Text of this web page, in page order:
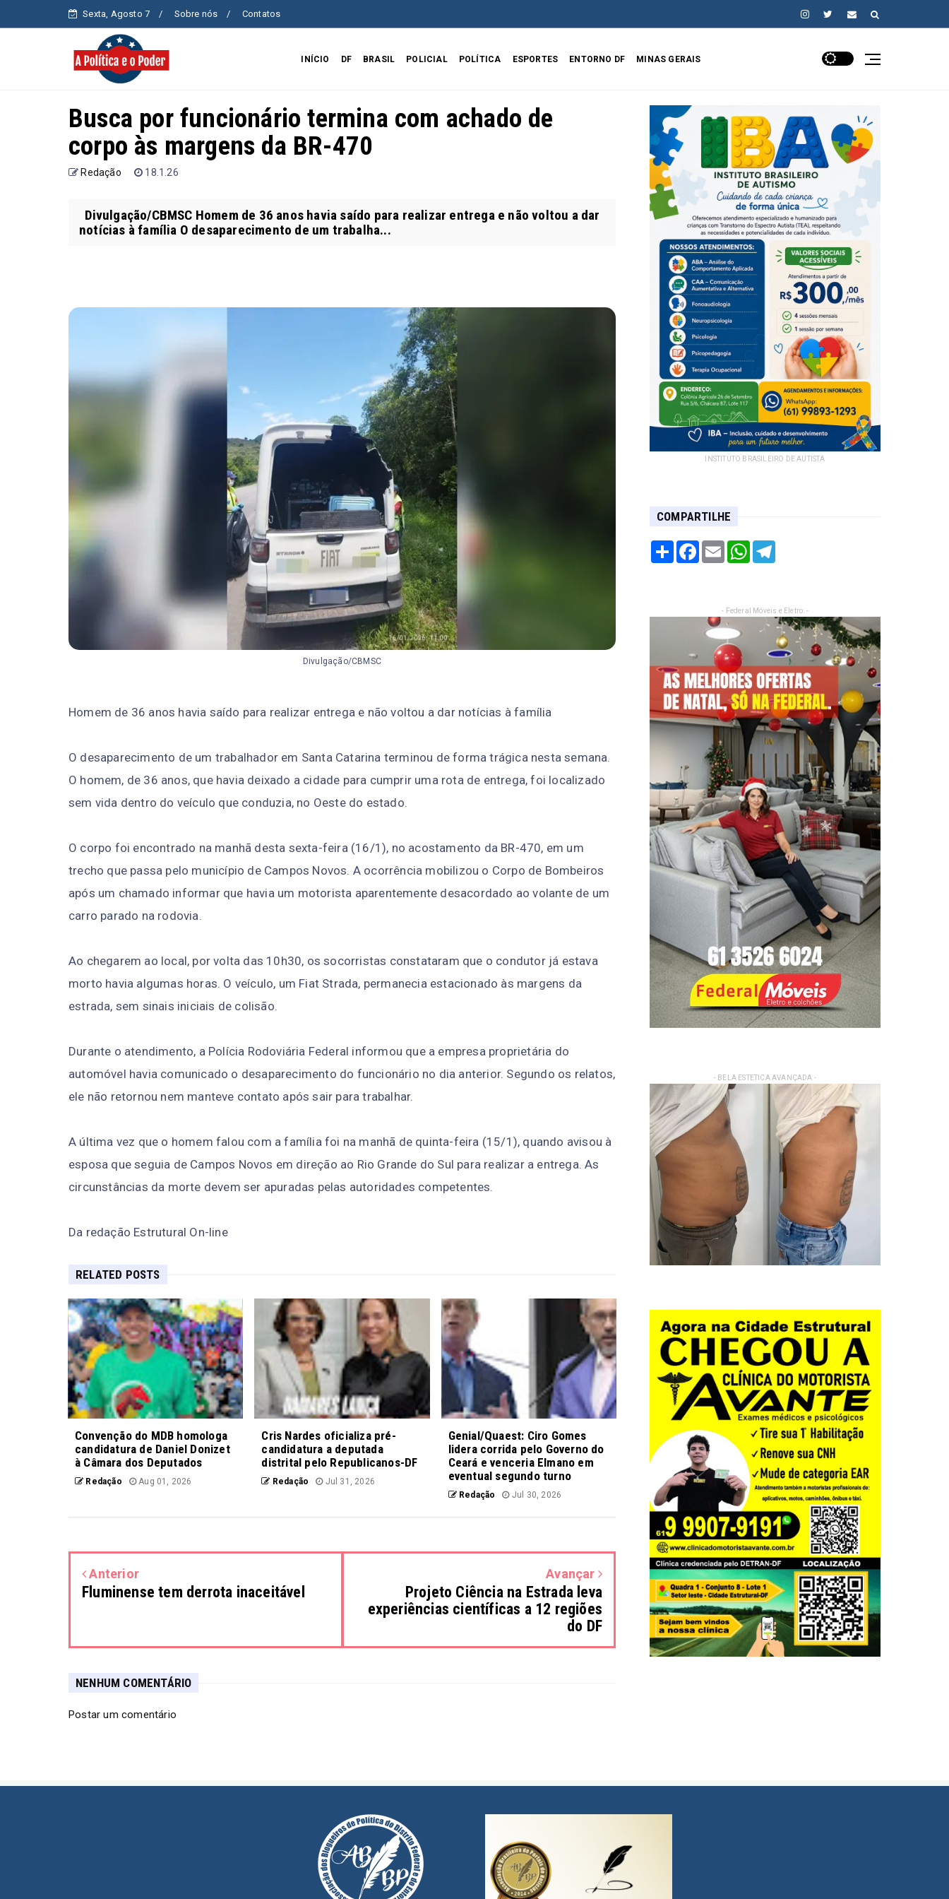
Sexta, Agosto 7 Sobre nós Contatos
INÍCIO DF BRASIL POLICIAL POLÍTICA ESPORTES ENTORNO DF MINAS GERAIS
Busca por funcionário termina com achado de
corpo às margens da BR-470
Redação 18.1.26
Divulgação/CBMSC Homem de 36 anos havia saído para realizar entrega e não voltou a dar
notícias à família O desaparecimento de um trabalha...
Divulgação/CBMSC
Homem de 36 anos havia saído para realizar entrega e não voltou a dar notícias à família
O desaparecimento de um trabalhador em Santa Catarina terminou de forma trágica nesta semana.
O homem, de 36 anos, que havia deixado a cidade para cumprir uma rota de entrega, foi localizado
sem vida dentro do veículo que conduzia, no Oeste do estado.
O corpo foi encontrado na manhã desta sexta-feira (16/1), no acostamento da BR-470, em um
trecho que passa pelo município de Campos Novos. A ocorrência mobilizou o Corpo de Bombeiros
após um chamado informar que havia um motorista aparentemente desacordado ao volante de um
carro parado na rodovia.
Ao chegarem ao local, por volta das 10h30, os socorristas constataram que o condutor já estava
morto havia algumas horas. O veículo, um Fiat Strada, permanecia estacionado às margens da
estrada, sem sinais iniciais de colisão.
Durante o atendimento, a Polícia Rodoviária Federal informou que a empresa proprietária do
automóvel havia comunicado o desaparecimento do funcionário no dia anterior. Segundo os relatos,
ele não retornou nem manteve contato após sair para trabalhar.
A última vez que o homem falou com a família foi na manhã de quinta-feira (15/1), quando avisou à
esposa que seguia de Campos Novos em direção ao Rio Grande do Sul para realizar a entrega. As
circunstâncias da morte devem ser apuradas pelas autoridades competentes.
Da redação Estrutural On-line
RELATED POSTS
Convenção do MDB homologa
candidatura de Daniel Donizet
à Câmara dos Deputados
Redação Aug 01, 2026
Cris Nardes oficializa pré-
candidatura a deputada
distrital pelo Republicanos-DF
Redação Jul 31, 2026
Genial/Quaest: Ciro Gomes
lidera corrida pelo Governo do
Ceará e venceria Elmano em
eventual segundo turno
Redação Jul 30, 2026
Anterior
Fluminense tem derrota inaceitável
Avançar
Projeto Ciência na Estrada leva
experiências científicas a 12 regiões
do DF
NENHUM COMENTÁRIO
Postar um comentário
INSTITUTO BRASILEIRO DE AUTISTA
COMPARTILHE
Share Facebook
Email WhatsApp
- Federal Móveis e Eletro: -
- BELA ESTETICA AVANÇADA -